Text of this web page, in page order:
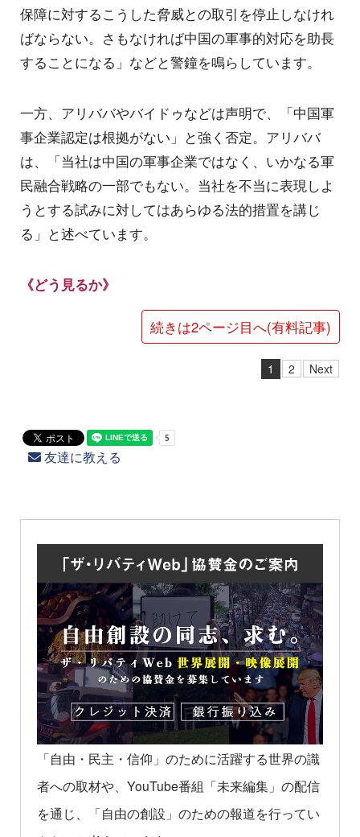
保障に対するこうした脅威との取引を停止しなけれ
ばならない。さもなければ中国の軍事的対応を助長
することになる」などと警鐘を鳴らしています。
一方、アリババやバイドゥなどは声明で、「中国軍
事企業認定は根拠がない」と強く否定。アリババ
は、「当社は中国の軍事企業ではなく、いかなる軍
民融合戦略の一部でもない。当社を不当に表現しよ
うとする試みに対してはあらゆる法的措置を講じ
る」と述べています。
《どう見るか》
続きは2ページ目へ(有料記事)
1 2 Next
友達に教える
「自由・民主・信仰」のために活躍する世界の識
者への取材や、YouTube番組「未来編集」の配信
を通じ、「自由の創設」のための報道を行ってい